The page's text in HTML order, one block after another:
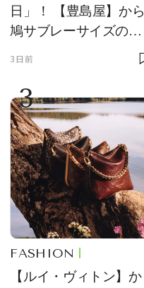
日」！ 【豊島屋】から
鳩サブレーサイズのポ
ーチ「はとっこ」を限
3日前
3
FASHION
【ルイ・ヴィトン】か